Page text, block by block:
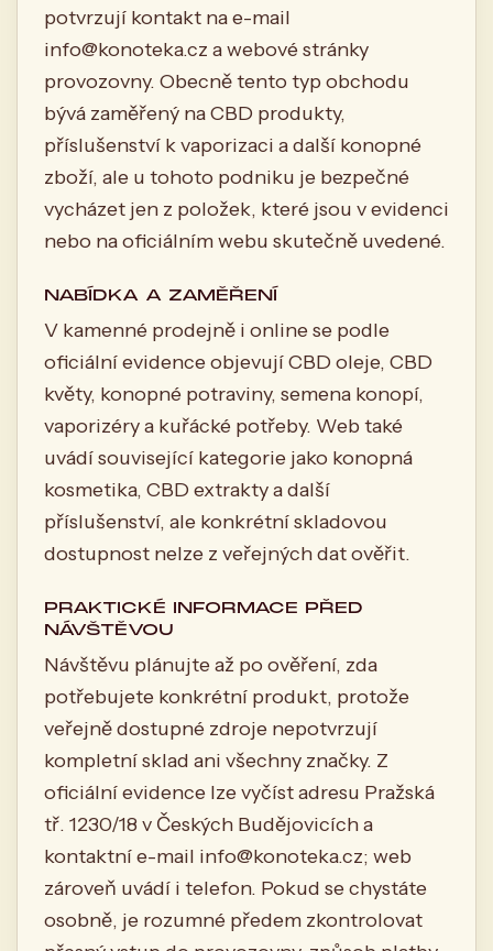
potvrzují kontakt na e-mail
info@konoteka.cz a webové stránky
provozovny. Obecně tento typ obchodu
bývá zaměřený na CBD produkty,
příslušenství k vaporizaci a další konopné
zboží, ale u tohoto podniku je bezpečné
vycházet jen z položek, které jsou v evidenci
nebo na oficiálním webu skutečně uvedené.
NABÍDKA A ZAMĚŘENÍ
V kamenné prodejně i online se podle
oficiální evidence objevují CBD oleje, CBD
květy, konopné potraviny, semena konopí,
vaporizéry a kuřácké potřeby. Web také
uvádí související kategorie jako konopná
kosmetika, CBD extrakty a další
příslušenství, ale konkrétní skladovou
dostupnost nelze z veřejných dat ověřit.
PRAKTICKÉ INFORMACE PŘED
NÁVŠTĚVOU
Návštěvu plánujte až po ověření, zda
potřebujete konkrétní produkt, protože
veřejně dostupné zdroje nepotvrzují
kompletní sklad ani všechny značky. Z
oficiální evidence lze vyčíst adresu Pražská
tř. 1230/18 v Českých Budějovicích a
kontaktní e-mail info@konoteka.cz; web
zároveň uvádí i telefon. Pokud se chystáte
osobně, je rozumné předem zkontrolovat